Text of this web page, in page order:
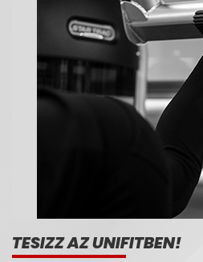
TESIZZ AZ UNIFITBEN!